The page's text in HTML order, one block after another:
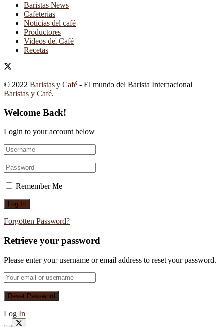
Baristas News
Cafeterías
Noticias del café
Productores
Videos del Café
Recetas
© 2022 Baristas y Café - El mundo del Barista Internacional
Baristas y Café.
Welcome Back!
Login to your account below
Remember Me
Forgotten Password?
Retrieve your password
Please enter your username or email address to reset your password.
Log In